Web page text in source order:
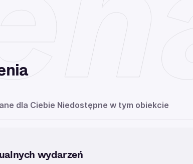
dla Ciebie Niedostępne w tym obiekcie
wydarzeń